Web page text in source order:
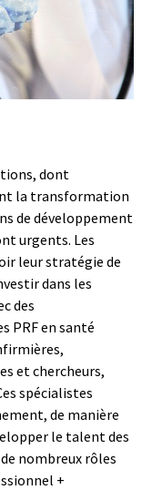
dont
la transformation
de développement
urgents. Les
leur stratégie de
dans les
des
PRF en santé
et chercheurs,
spécialistes
de manière
le talent des
nombreux rôles
+